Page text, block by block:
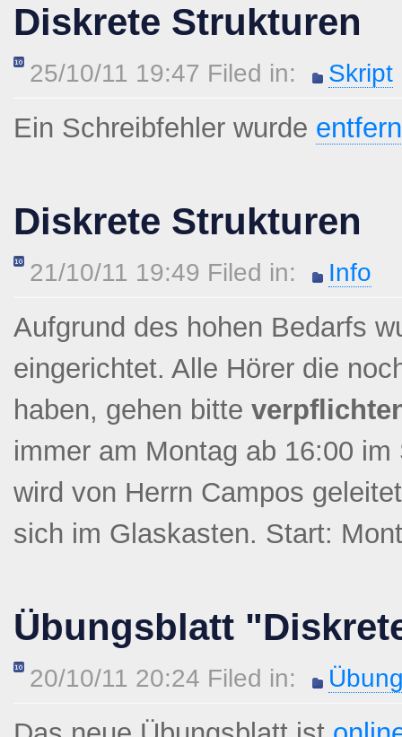
Diskrete Strukturen
25/10/11 19:47 Filed in: Skript
Ein Schreibfehler wurde
Diskrete Strukturen
21/10/11 19:49 Filed in: Info
Aufgrund des hohen Bedarfs
eingerichtet. Alle Hörer die
haben, gehen bitte
immer am Montag ab 16:00
wird von Herrn Campos
sich im Glaskasten. Start:
Übungsblatt
20/10/11 20:24 Filed in: